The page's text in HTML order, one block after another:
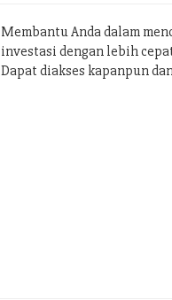
Membantu Anda dalam
investasi dengan lebih
Dapat diakses kapanpun